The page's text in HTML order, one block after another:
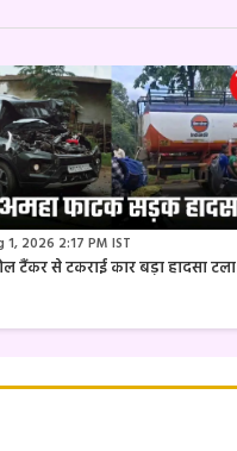
1, 2026 2:17 PM IST
टैंकर से टकराई कार बड़ा हादसा टला